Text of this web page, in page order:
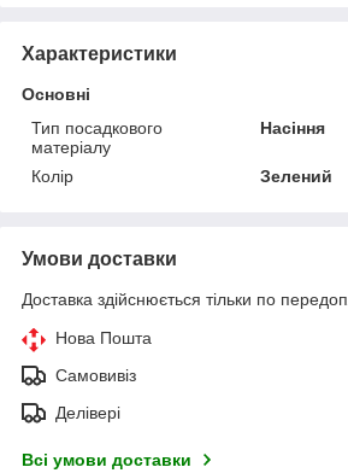
Характеристики
Основні
Тип посадкового
матеріалу
Насіння
Колір Зелений
Умови доставки
Доставка здійснюється тільки по
Нова Пошта
Самовивіз
Делівері
Всі умови доставки